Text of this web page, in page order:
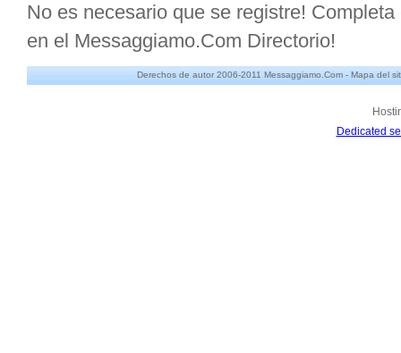
No es necesario que se registre!
en el Messaggiamo.Com Directorio!
Derechos de autor 2006-2011 Messaggiamo.Com - Mapa del
Dedicated